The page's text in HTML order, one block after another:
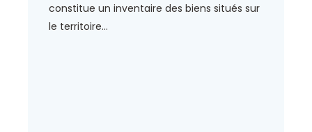
constitue un inventaire des biens situés sur
le territoire...